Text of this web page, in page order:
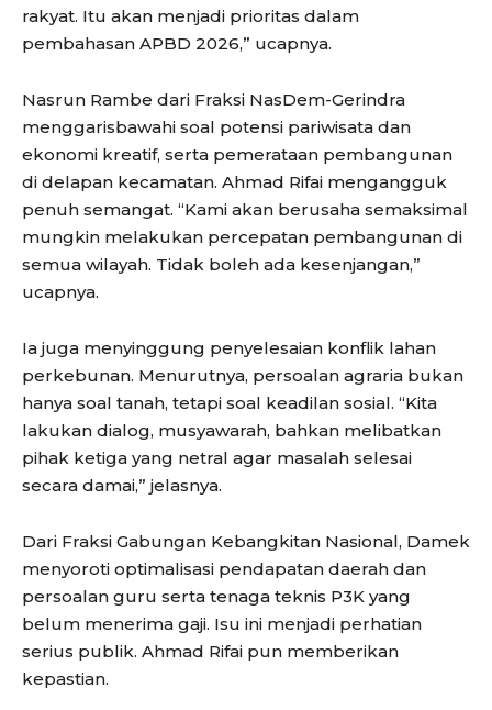
rakyat. Itu akan menjadi prioritas dalam
pembahasan APBD 2026,” ucapnya.
Nasrun Rambe dari Fraksi NasDem-Gerindra
menggarisbawahi soal potensi pariwisata dan
ekonomi kreatif, serta pemerataan pembangunan
di delapan kecamatan. Ahmad Rifai mengangguk
penuh semangat. “Kami akan berusaha semaksimal
mungkin melakukan percepatan pembangunan di
semua wilayah. Tidak boleh ada kesenjangan,”
ucapnya.
Ia juga menyinggung penyelesaian konflik lahan
perkebunan. Menurutnya, persoalan agraria bukan
hanya soal tanah, tetapi soal keadilan sosial. “Kita
lakukan dialog, musyawarah, bahkan melibatkan
pihak ketiga yang netral agar masalah selesai
secara damai,” jelasnya.
Dari Fraksi Gabungan Kebangkitan Nasional, Damek
menyoroti optimalisasi pendapatan daerah dan
persoalan guru serta tenaga teknis P3K yang
belum menerima gaji. Isu ini menjadi perhatian
serius publik. Ahmad Rifai pun memberikan
kepastian.